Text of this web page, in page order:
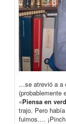
…se atrevió a a
(probablemente
«Piensa en
trajo. Pero
fuimos….